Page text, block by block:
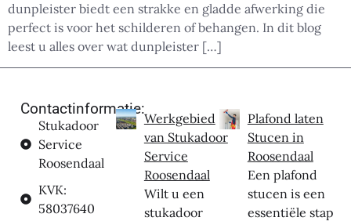
dunpleister biedt een strakke en gladde afwerking die
perfect is voor het schilderen of behangen. In dit blog
leest u alles over wat dunpleister […]
Contactinformatie:
Stukadoor
Service
Roosendaal
KVK:
58037640
Werkgebied
van Stukadoor
Service
Roosendaal
Wilt u een
stukadoor
Plafond laten
Stucen in
Roosendaal
Een plafond
stucen is een
essentiële stap